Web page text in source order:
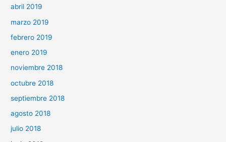
abril 2019
marzo 2019
febrero 2019
enero 2019
noviembre 2018
octubre 2018
septiembre 2018
agosto 2018
julio 2018